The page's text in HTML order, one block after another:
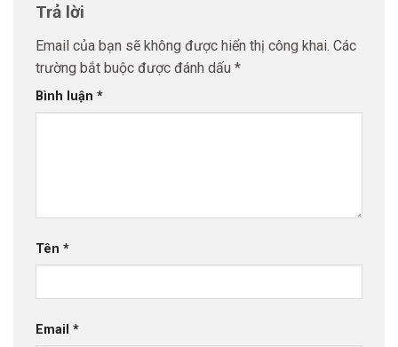
Trả lời
Email của bạn sẽ không được hiển thị công khai. Các
trường bắt buộc được đánh dấu *
Bình luận *
Tên *
Email *